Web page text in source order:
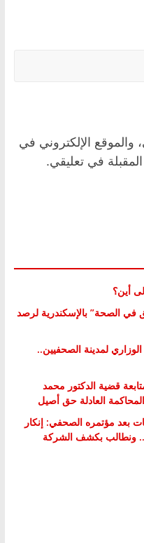
والموقع الإلكتروني في
في تعليقي.
أين؟
الصحة” بالإسكندرية لرصد
لمدينة الصحفيين..
قضية الدكتور محمد
العادلة حق أصيل
بعد مؤتمره الصحفي: إنكار
ونطالب بكشف الشركة